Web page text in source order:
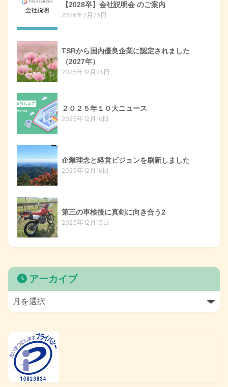
【2028卒】会社説明会 のご案内
2026年7月23日
TSRから国内優良企業に認定されました
（2027年）
2025年12月23日
２０２５年１０大ニュース
2025年12月16日
企業理念と経営ビジョンを刷新しました
2025年12月16日
第三の車検後に真剣に向き合う2
2025年12月15日
アーカイブ